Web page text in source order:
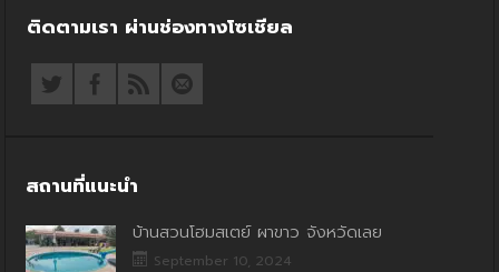
ติดตามเรา ผ่านช่องทางโซเชียล
สถานที่แนะนำ
บ้านสวนโฮมสเตย์ ผาขาว จังหวัดเลย
September 10, 2024